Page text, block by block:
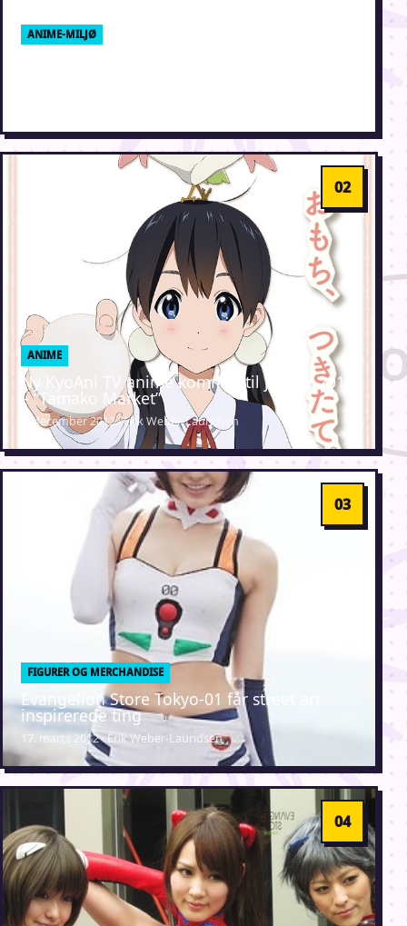
ANIME-MILJØ
ANIME
Ny KyoAni TV anime kommer til januar 2013
– “Tamako Market”
3. december 2012 · Erik Weber-Lauridsen
FIGURER OG MERCHANDISE
Evangelion Store Tokyo-01 får street art
inspirerede ting
17. marts 2012 · Erik Weber-Lauridsen